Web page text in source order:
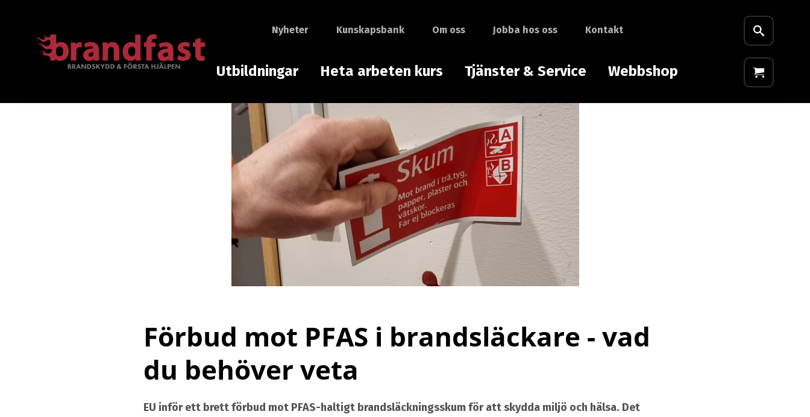
Nyheter Kunskapsbank Om oss Jobba hos oss Kontakt
Utbildningar Heta arbeten kurs Tjänster & Service Webbshop
Förbud mot PFAS i brandsläckare - vad
du behöver veta
EU inför ett brett förbud mot PFAS-haltigt brandsläckningsskum för att skydda miljö och hälsa. Det